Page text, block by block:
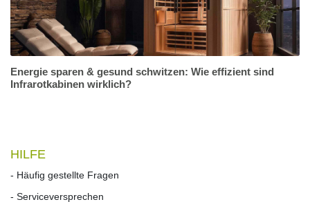
Energie sparen & gesund schwitzen: Wie effizient sind
Infrarotkabinen wirklich?
HILFE
- Häufig gestellte Fragen
- Serviceversprechen